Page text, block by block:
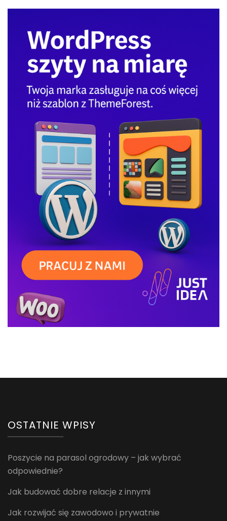
OSTATNIE WPISY
Poszycie na parasol ogrodowy – jak wybrać
odpowiednie?
Jak budować dobre relacje z innymi
Jak rozwijać się zawodowo i prywatnie